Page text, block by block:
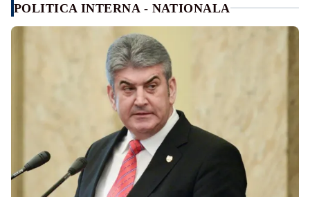
POLITICA INTERNA - NATIONALA